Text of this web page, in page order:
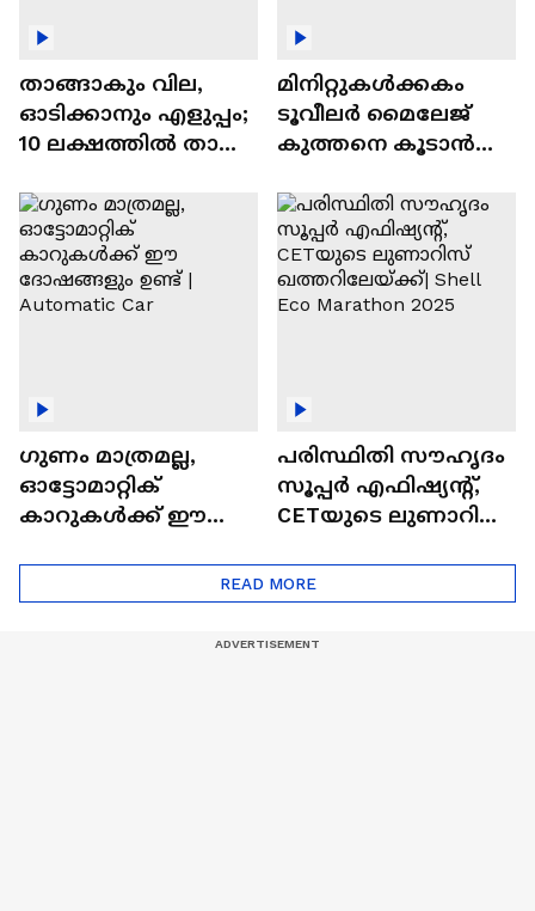
താങ്ങാകും വില,
ഓടിക്കാനും എളുപ്പം;
10 ലക്ഷത്തിൽ താഴെ
ഓട്ടോമാറ്റിക്ക്
എസ്‍യുവികൾ
മിനിറ്റുകൾക്കകം
ടൂവീലർ മൈലേജ്
കുത്തനെ കൂടാൻ
ഗുണം മാത്രമല്ല,
ഓട്ടോമാറ്റിക്
കാറുകൾക്ക് ഈ
പരിസ്ഥിതി സൗഹൃദം
സൂപ്പർ എഫിഷ്യന്റ്,
CETയുടെ ലുണാറിസ്
Eco Marathon 2025
READ MORE